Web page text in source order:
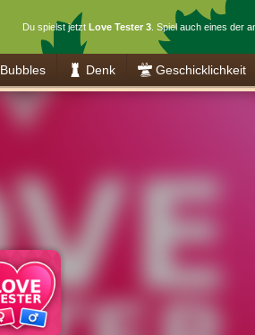
Du spielst jetzt Love Tester 3. Spiel auch eines der
Bubbles Denk Geschicklichkeit